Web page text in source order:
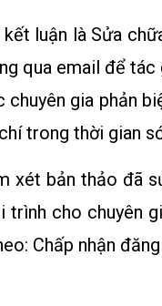
luận là Sửa
qua email để
gia phản
trong thời gian
xét bản thảo đã
cho chuyên
Chấp nhận